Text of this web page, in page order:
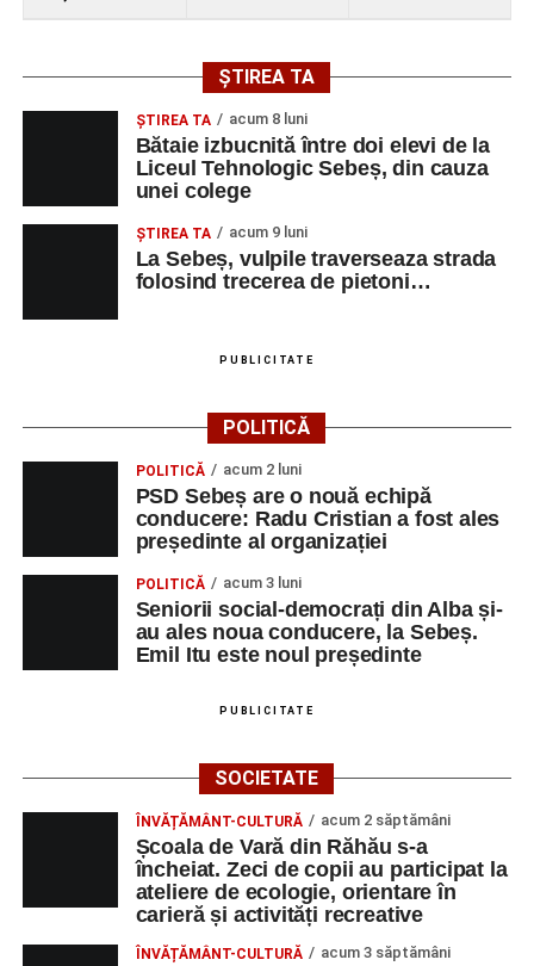
ȘTIREA TA
ŞTIREA TA acum 8 luni
Bătaie izbucnită între doi elevi de la
Liceul Tehnologic Sebeș, din cauza
unei colege
ŞTIREA TA acum 9 luni
La Sebeș, vulpile traverseaza strada
folosind trecerea de pietoni…
PUBLICITATE
POLITICĂ
POLITICĂ acum 2 luni
PSD Sebeș are o nouă echipă
conducere: Radu Cristian a fost ales
președinte al organizației
POLITICĂ acum 3 luni
Seniorii social-democrați din Alba și-
au ales noua conducere, la Sebeș.
Emil Itu este noul președinte
PUBLICITATE
SOCIETATE
ÎNVĂȚĂMÂNT-CULTURĂ acum 2 săptămâni
Școala de Vară din Răhău s-a
încheiat. Zeci de copii au participat la
ateliere de ecologie, orientare în
carieră și activități recreative
ÎNVĂȚĂMÂNT-CULTURĂ acum 3 săptămâni